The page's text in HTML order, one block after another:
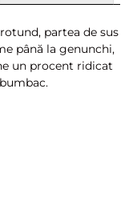
partea de sus
până la genunchi,
un procent ridicat